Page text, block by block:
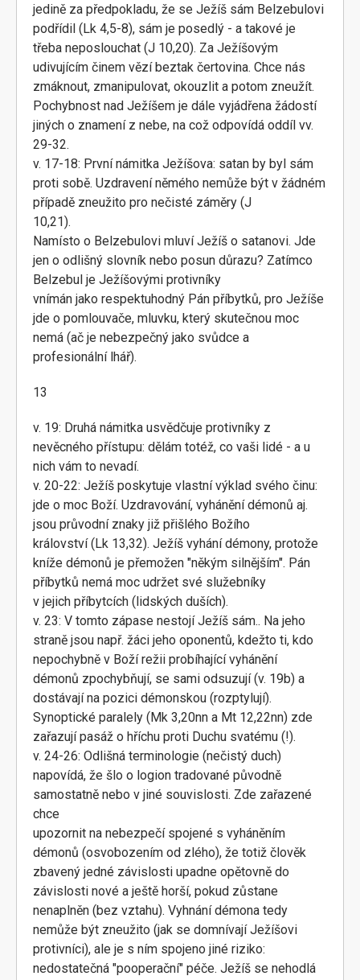
jedině za předpokladu, že se Ježíš sám Belzebulovi
podřídil (Lk 4,5-8), sám je posedlý - a takové je
třeba neposlouchat (J 10,20). Za Ježíšovým
udivujícím činem vězí beztak čertovina. Chce nás
zmáknout, zmanipulovat, okouzlit a potom zneužít.
Pochybnost nad Ježíšem je dále vyjádřena žádostí
jiných o znamení z nebe, na což odpovídá oddíl vv.
29-32.
v. 17-18: První námitka Ježíšova: satan by byl sám
proti sobě. Uzdravení němého nemůže být v žádném
případě zneužito pro nečisté záměry (J
10,21).
Namísto o Belzebulovi mluví Ježíš o satanovi. Jde
jen o odlišný slovník nebo posun důrazu? Zatímco
Belzebul je Ježíšovými protivníky
vnímán jako respektuhodný Pán příbytků, pro Ježíše
jde o pomlouvače, mluvku, který skutečnou moc
nemá (ač je nebezpečný jako svůdce a
profesionální lhář).
13
v. 19: Druhá námitka usvědčuje protivníky z
nevěcného přístupu: dělám totéž, co vaši lidé - a u
nich vám to nevadí.
v. 20-22: Ježíš poskytuje vlastní výklad svého činu:
jde o moc Boží. Uzdravování, vyhánění démonů aj.
jsou průvodní znaky již přišlého Božího
království (Lk 13,32). Ježíš vyhání démony, protože
kníže démonů je přemožen "někým silnějším". Pán
příbytků nemá moc udržet své služebníky
v jejich příbytcích (lidských duších).
v. 23: V tomto zápase nestojí Ježíš sám.. Na jeho
straně jsou např. žáci jeho oponentů, kdežto ti, kdo
nepochybně v Boží režii probíhající vyhánění
démonů zpochybňují, se sami odsuzují (v. 19b) a
dostávají na pozici démonskou (rozptylují).
Synoptické paralely (Mk 3,20nn a Mt 12,22nn) zde
zařazují pasáž o hříchu proti Duchu svatému (!).
v. 24-26: Odlišná terminologie (nečistý duch)
napovídá, že šlo o logion tradované původně
samostatně nebo v jiné souvislosti. Zde zařazené
chce
upozornit na nebezpečí spojené s vyháněním
démonů (osvobozením od zlého), že totiž člověk
zbavený jedné závislosti upadne opětovně do
závislosti nové a ještě horší, pokud zůstane
nenaplněn (bez vztahu). Vyhnání démona tedy
nemůže být zneužito (jak se domnívají Ježíšovi
protivníci), ale je s ním spojeno jiné riziko:
nedostatečná "pooperační" péče. Ježíš se nehodlá